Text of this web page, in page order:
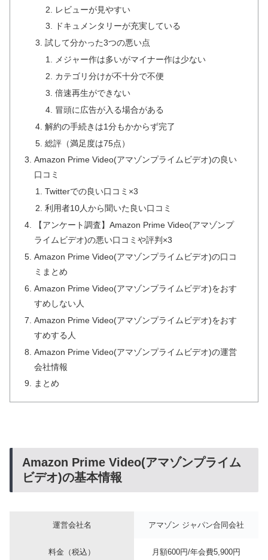
レビューが見やすい
ドキュメンタリーが充実している
試して分かった3つの悪い点
メジャー作は多いがマイナー作は少ない
カテゴリ分けが不十分で不便
倍速再生ができない
冒頭に広告が入る場合がある
解約の手続きは1分もかからず完了
総評（満足度は75点）
Amazon Prime Video(アマゾンプライムビデオ)の良い
口コミ
Twitterでの良い口コミ×3
利用者10人から聞いた良い口コミ
【アンケート調査】Amazon Prime Video(アマゾンプ
ライムビデオ)の悪い口コミや評判×3
Amazon Prime Video(アマゾンプライムビデオ)の口コ
ミまとめ
Amazon Prime Video(アマゾンプライムビデオ)をおす
すめしない人
Amazon Prime Video(アマゾンプライムビデオ)をおす
すめする人
Amazon Prime Video(アマゾンプライムビデオ)の運営
会社情報
まとめ
Amazon Prime Video(アマゾンプライム
ビデオ)の基本情報
運営会社名 アマゾン ジャパン合同会社
料金（税込） 月額600円/年会費5,900円